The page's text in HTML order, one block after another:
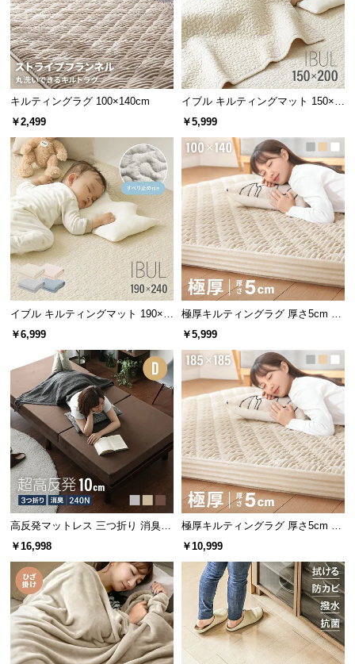
o.,
キルティングラグ 100×140cm
￥2,499
イブル キルティングマット 150×2
00cm コットン100%
￥5,999
イブル キルティングマット 190×2
40cm 滑り止め付き
￥6,999
極厚キルティングラグ 厚さ5cm 10
0×140cm
￥5,999
高反発マットレス 三つ折り 消臭
高密度ハード 厚さ10cm D
￥16,998
極厚キルティングラグ 厚さ5cm 18
5×185cm
￥10,999